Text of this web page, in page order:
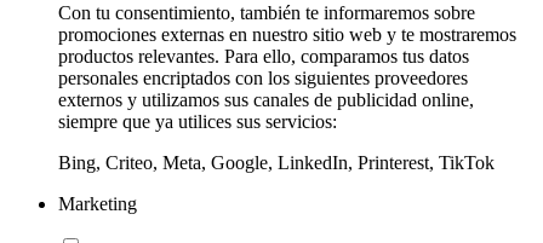
Con tu consentimiento, también te informaremos sobre
promociones externas en nuestro sitio web y te mostraremos
productos relevantes. Para ello, comparamos tus datos
personales encriptados con los siguientes proveedores
externos y utilizamos sus canales de publicidad online,
siempre que ya utilices sus servicios:
Bing, Criteo, Meta, Google, LinkedIn, Printerest, TikTok
Marketing